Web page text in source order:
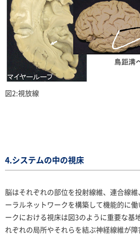
図2:視放線
4.システムの中の視床
脳はそれぞれの部位を投射線維、連合線
ーラルネットワークを構築して機能的に
ークにおける視床は図3のように重要な基
れぞれの局所やそれらを結ぶ神経線維が